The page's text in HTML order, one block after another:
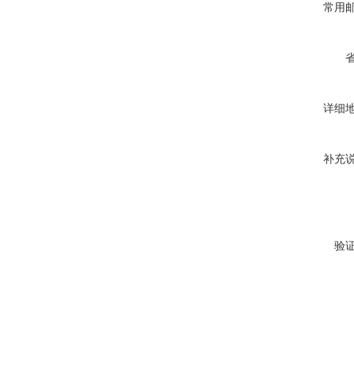
常用
详细
补充
验